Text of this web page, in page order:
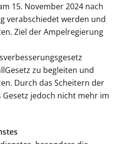
15. November 2024 nach
verabschiedet werden und
Ziel der Ampelregierung
zu begleiten und
Durch das Scheitern der
jedoch nicht mehr im